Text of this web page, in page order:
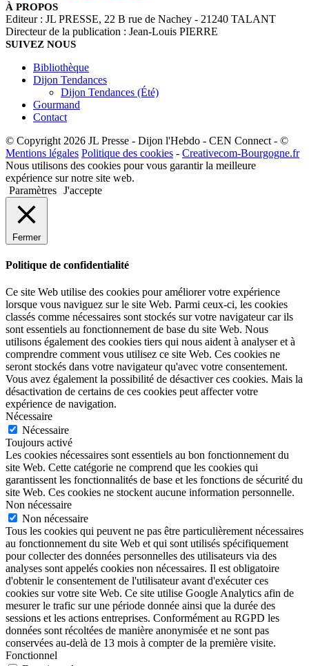
À PROPOS
Editeur : JL PRESSE, 22 B rue de Nachey - 21240 TALANT
Directeur de la publication : Jean-Louis PIERRE
SUIVEZ NOUS
Bibliothèque
Dijon Tendances
Dijon Tendances (Été)
Gourmand
Contact
© Copyright 2026 JL Presse - Dijon l'Hebdo - CEN Connect - ©
Mentions légales Politique des cookies - Creativecom-Bourgogne.fr
Nous utilisons des cookies pour vous garantir la meilleure
expérience sur notre site web.
Paramètres J'accepte
Fermer
Politique de confidentialité
Ce site Web utilise des cookies pour améliorer votre expérience
lorsque vous naviguez sur le site Web. Parmi ceux-ci, les cookies
classés comme nécessaires sont stockés sur votre navigateur car ils
sont essentiels au fonctionnement de base du site Web. Nous
utilisons également des cookies tiers qui nous aident à analyser et à
comprendre comment vous utilisez ce site Web. Ces cookies ne
seront stockés dans votre navigateur qu'avec votre consentement.
Vous avez également la possibilité de désactiver ces cookies. Mais la
désactivation de certains de ces cookies peut affecter votre
expérience de navigation.
Nécessaire
Nécessaire
Toujours activé
Les cookies nécessaires sont essentiels au bon fonctionnement du
site Web. Cette catégorie ne comprend que les cookies qui
garantissent les fonctionnalités de base et les fonctions de sécurité du
site Web. Ces cookies ne stockent aucune information personnelle.
Non nécessaire
Non nécessaire
Tous les cookies qui peuvent ne pas être particulièrement nécessaires
au fonctionnement du site Web et qui sont utilisés spécifiquement
pour collecter des données personnelles des utilisateurs via des
analyses sont appelés cookies non nécessaires. Il est obligatoire
d'obtenir le consentement de l'utilisateur avant d'exécuter ces
cookies sur votre site Web. Ce site utilise Google Analytics afin de
mesurer le trafic sur une période donnée ainsi que la durée des
sessions et les actions entreprises. Conformément au RGPD les
données sont récoltées de manière anonymisée et ne sont pas
conservées au-delà de 13 mois à compter de la première visite.
Fonctionnel